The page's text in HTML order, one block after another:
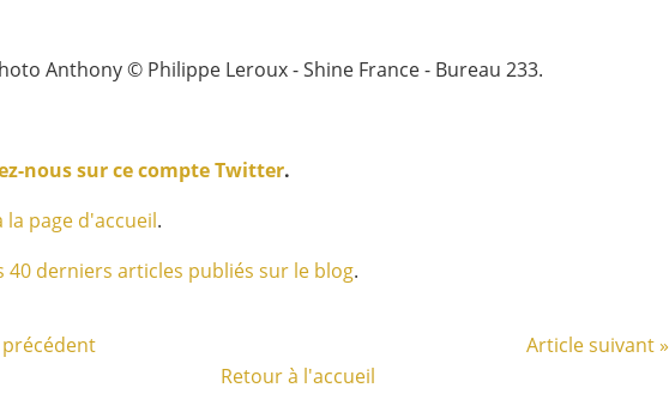
Anthony © Philippe Leroux - Shine France - Bureau 233.
nous sur ce compte Twitter.
la page d'accueil.
40 derniers articles publiés sur le blog.
Article suivant »
Retour à l'accueil